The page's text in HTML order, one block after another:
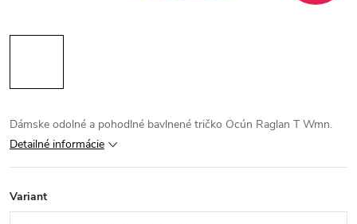
Dámske odolné a pohodlné bavlnené tričko Ocún Raglan T Wmn.
Detailné informácie
Variant